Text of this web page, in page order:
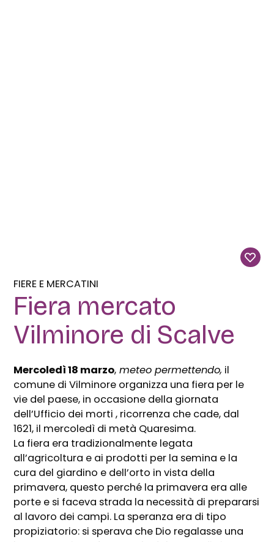
FIERE E MERCATINI
Fiera mercato
Vilminore di Scalve
Mercoledì 18 marzo, meteo permettendo, il
comune di Vilminore organizza una fiera per le
vie del paese, in occasione della giornata
dell’Ufficio dei morti , ricorrenza che cade, dal
1621, il mercoledì di metà Quaresima.
La fiera era tradizionalmente legata
all’agricoltura e ai prodotti per la semina e la
cura del giardino e dell’orto in vista della
primavera, questo perché la primavera era alle
porte e si faceva strada la necessità di prepararsi
al lavoro dei campi. La speranza era di tipo
propiziatorio: si sperava che Dio regalasse una